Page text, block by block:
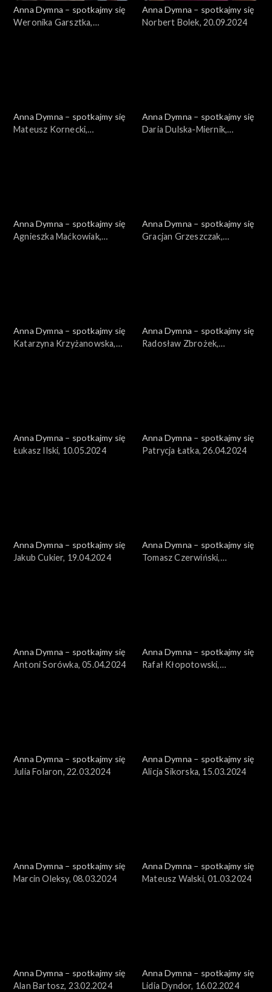
Anna Dymna – spotkajmy się
Weronika Garsztka,
Anna Dymna – spotkajmy się
Norbert Bolek, 20.09.2024
Anna Dymna – spotkajmy się
Mateusz Kornecki,
Anna Dymna – spotkajmy się
Daria Dulska-Miernik,
Anna Dymna – spotkajmy się
Agnieszka Maćkowiak,
Anna Dymna – spotkajmy się
Gracjan Grzeszczak,
Anna Dymna – spotkajmy się
Katarzyna Krzyżanowska,
Anna Dymna – spotkajmy się
Radosław Zbrożek,
Anna Dymna – spotkajmy się
Łukasz Ilski, 10.05.2024
Anna Dymna – spotkajmy się
Patrycja Łatka, 26.04.2024
Anna Dymna – spotkajmy się
Jakub Cukier, 19.04.2024
Anna Dymna – spotkajmy się
Tomasz Czerwiński,
Anna Dymna – spotkajmy się
Antoni Sorówka, 05.04.2024
Anna Dymna – spotkajmy się
Rafał Kłopotowski,
Anna Dymna – spotkajmy się
Julia Folaron, 22.03.2024
Anna Dymna – spotkajmy się
Alicja Sikorska, 15.03.2024
Anna Dymna – spotkajmy się
Marcin Oleksy, 08.03.2024
Anna Dymna – spotkajmy się
Mateusz Walski, 01.03.2024
Anna Dymna – spotkajmy się
Alan Bartosz, 23.02.2024
Anna Dymna – spotkajmy się
Lidia Dyndor, 16.02.2024